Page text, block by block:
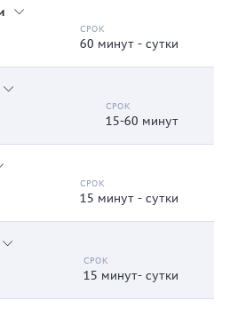
60 минут - сутки
15-60 минут
15 минут - сутки
15 минут- сутки